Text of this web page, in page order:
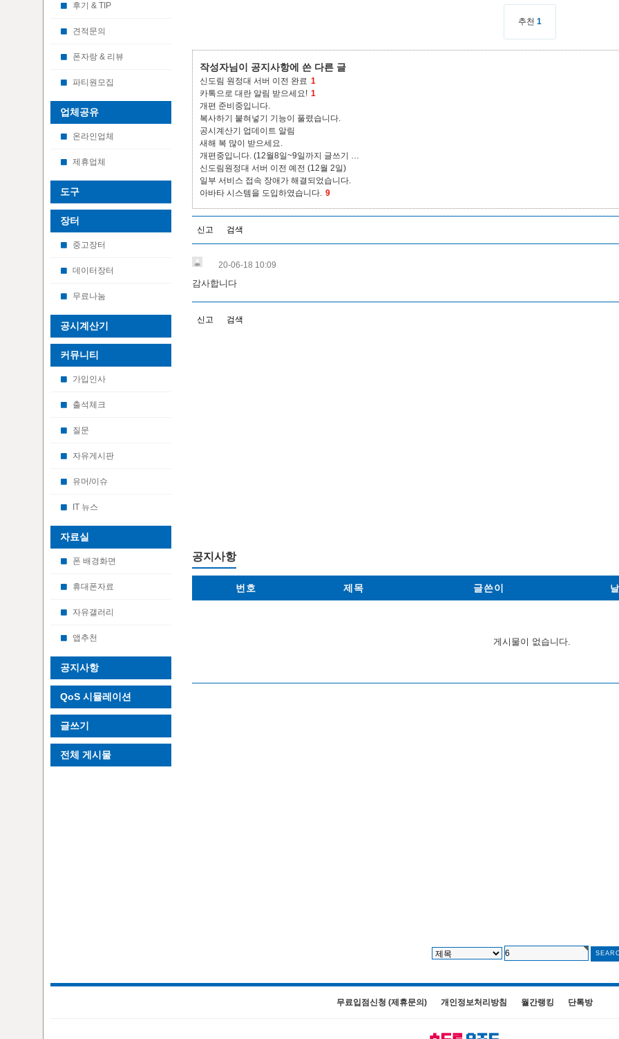
후기 & TIP
견적문의
폰자랑 & 리뷰
파티원모집
업체공유
온라인업체
제휴업체
도구
장터
중고장터
데이터장터
무료나눔
공시계산기
커뮤니티
가입인사
출석체크
질문
자유게시판
유머/이슈
IT 뉴스
자료실
폰 배경화면
휴대폰자료
자유갤러리
앱추천
공지사항
QoS 시뮬레이션
글쓰기
전체 게시물
추천 1
작성자님이 공지사항에 쓴 다른 글
신도림 원정대 서버 이전 완료 1
카톡으로 대란 알림 받으세요! 1
개편 준비중입니다.
복사하기 붙혀넣기 기능이 풀렸습니다.
공시계산기 업데이트 알림
새해 복 많이 받으세요.
개편중입니다. (12월8일~9일까지 글쓰기 …
신도림원정대 서버 이전 예전 (12월 2일)
일부 서비스 접속 장애가 해결되었습니다.
아바타 시스템을 도입하였습니다. 9
신고 검색
20-06-18 10:09
감사합니다
신고 검색
공지사항
번호 제목 글쓴이
게시물이 없습니다.
무료입점신청 (제휴문의) 개인정보처리방침 월간랭킹 단톡방